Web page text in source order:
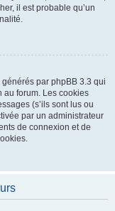
il est probable qu’un
par phpBB 3.3 qui
au forum. Les cookies
(s’ils sont lus ou
par un administrateur
de connexion et de